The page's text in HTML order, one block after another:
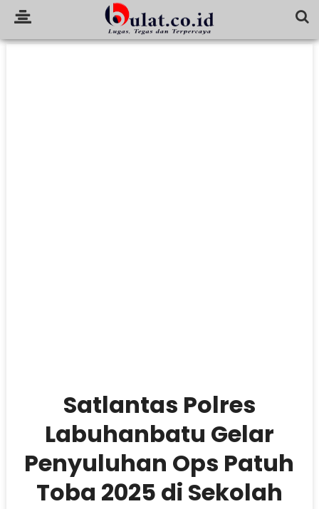
Satlantas Polres
Labuhanbatu Gelar
Penyuluhan Ops Patuh
Toba 2025 di Sekolah